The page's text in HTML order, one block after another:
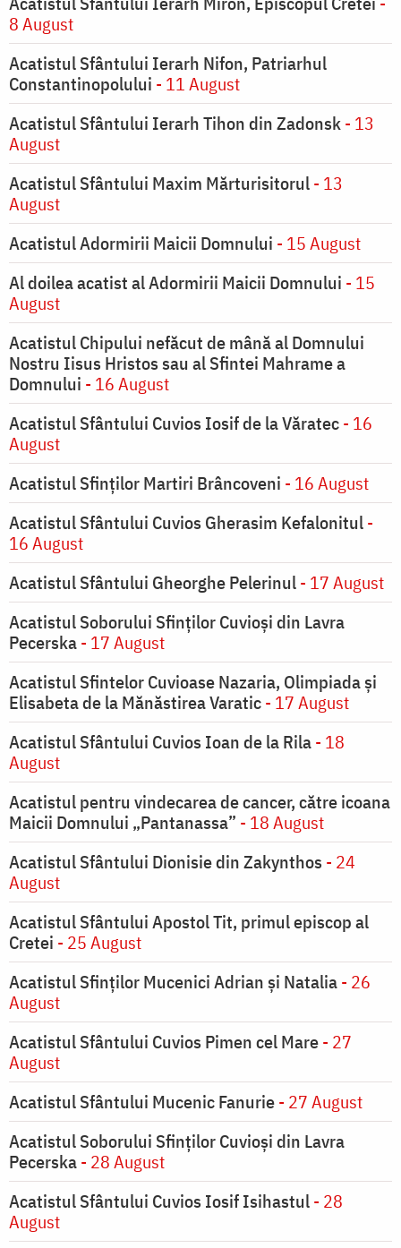
8 August
Acatistul Sfântului Ierarh Nifon, Patriarhul
Constantinopolului - 11 August
Acatistul Sfântului Ierarh Tihon din Zadonsk- 13
August
Acatistul Sfântului Maxim Mărturisitorul- 13
August
Acatistul Adormirii Maicii Domnului - 15 August
Al doilea acatist al Adormirii Maicii Domnului - 15
August
Acatistul Chipului nefăcut de mână al Domnului
Nostru Iisus Hristos sau al Sfintei Mahrame a
Domnului - 16 August
Acatistul Sfântului Cuvios Iosif de la Văratec- 16
August
Acatistul Sfinților Martiri Brâncoveni - 16 August
Acatistul Sfântului Cuvios Gherasim Kefalonitul-
16 August
Acatistul Sfântului Gheorghe Pelerinul- 17 August
Acatistul Soborului Sfinților Cuvioși din Lavra
Pecerska- 17 August
Acatistul Sfintelor Cuvioase Nazaria, Olimpiada și
Elisabeta de la Mănăstirea Varatic- 17 August
Acatistul Sfântului Cuvios Ioan de la Rila- 18
August
Acatistul pentru vindecarea de cancer, către icoana
Maicii Domnului „Pantanassa” - 18 August
Acatistul Sfântului Dionisie din Zakynthos - 24
August
Acatistul Sfântului Apostol Tit, primul episcop al
Cretei - 25 August
Acatistul Sfinților Mucenici Adrian și Natalia- 26
August
Acatistul Sfântului Cuvios Pimen cel Mare- 27
August
Acatistul Sfântului Mucenic Fanurie- 27 August
Acatistul Soborului Sfinților Cuvioși din Lavra
Pecerska- 28 August
Acatistul Sfântului Cuvios Iosif Isihastul- 28
August